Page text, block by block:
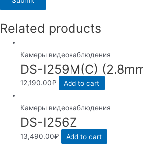
Related products
Камеры видеонаблюдения
DS-I259M(C)
12,190.00₽ Add to cart
Камеры видеонаблюдения
DS-I256Z
13,490.00₽ Add to cart